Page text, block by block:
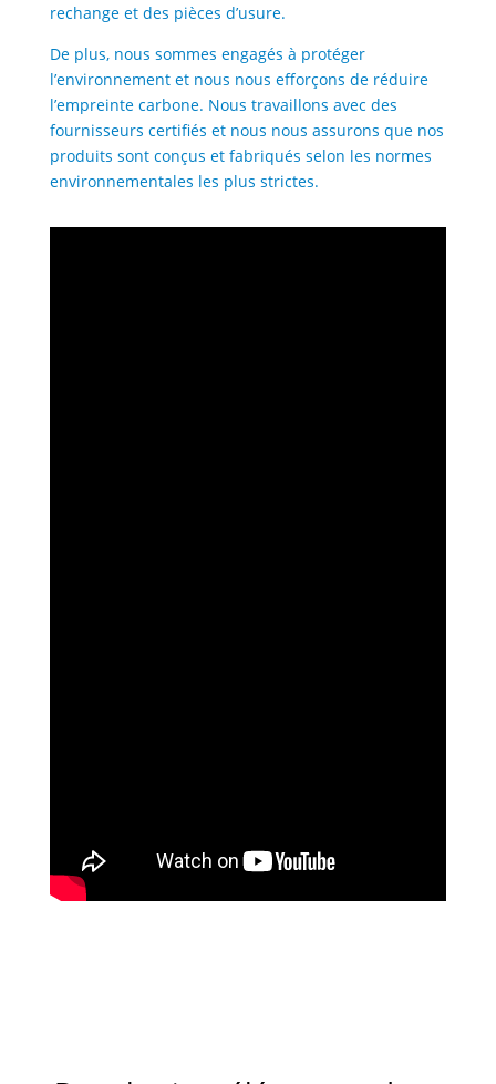
rechange et des pièces d’usure.
De plus, nous sommes engagés à protéger
l’environnement et nous nous efforçons de réduire
l’empreinte carbone. Nous travaillons avec des
fournisseurs certifiés et nous nous assurons que nos
produits sont conçus et fabriqués selon les normes
environnementales les plus strictes.